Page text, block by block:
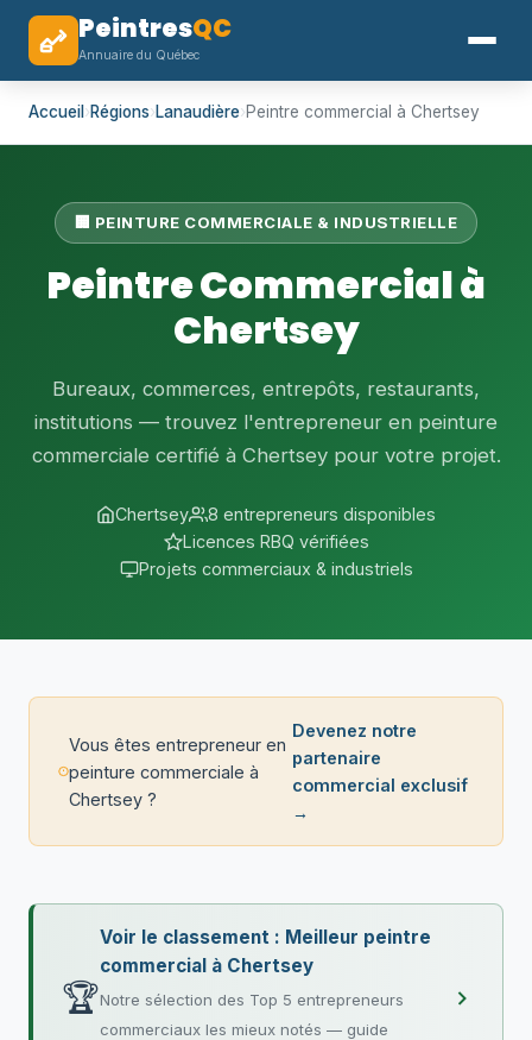
PeintresQC
Annuaire du Québec
Accueil ›Régions›Lanaudière›Peintre commercial à Chertsey
🏢 PEINTURE COMMERCIALE & INDUSTRIELLE
Peintre Commercial à
Chertsey
Bureaux, commerces, entrepôts, restaurants,
institutions — trouvez l'entrepreneur en peinture
commerciale certifié à Chertsey pour votre projet.
Chertsey
8 entrepreneurs disponibles
Licences RBQ vérifiées
Projets commerciaux & industriels
Vous êtes entrepreneur en
peinture commerciale à
Chertsey ?
Devenez notre
partenaire
commercial exclusif
→
🏆
Voir le classement : Meilleur peintre
commercial à Chertsey
Notre sélection des Top 5 entrepreneurs
commerciaux les mieux notés — guide